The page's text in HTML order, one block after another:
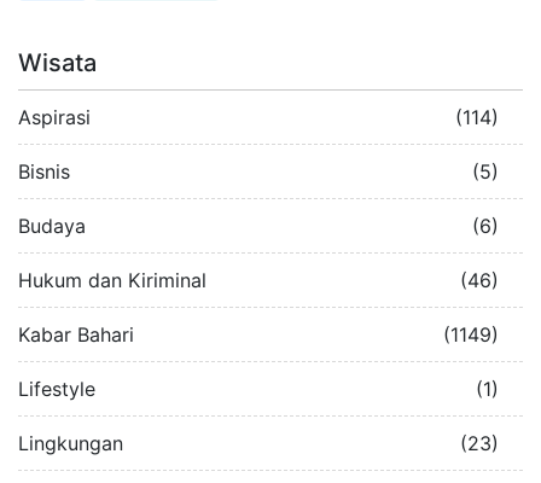
Wisata
Aspirasi (114)
Bisnis (5)
Budaya (6)
Hukum dan Kiriminal (46)
Kabar Bahari (1149)
Lifestyle (1)
Lingkungan (23)